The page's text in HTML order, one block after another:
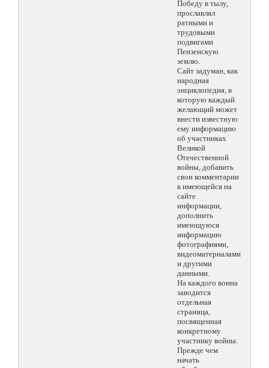
Победу в тылу,
прославлял
ратными и
трудовыми
подвигами
Пензенскую
землю.
Сайт задуман, как
народная
энциклопедия, в
которую каждый
желающий может
внести известную
ему информацию
об участниках
Великой
Отечественной
войны, добавить
свои комментарии
к имеющейся на
сайте
информации,
дополнить
имеющуюся
информацию
фотографиями,
видеоматериалами
и другими
данными.
На каждого воина
заводится
отдельная
страница,
посвященная
конкретному
участнику войны.
Прежде чем
начать